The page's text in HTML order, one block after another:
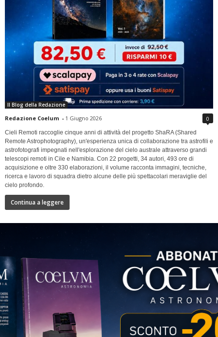
Il Blog della Redazione
Redazione Coelum - 1 Giugno 2026 0
Cieli Remoti raccoglie cinque anni di attività del progetto ShaRA (Shared
Remote Astrophotography), un'esperienza unica di collaborazione tra astrofili e
astrofotografi impegnati nell'esplorazione del cielo australe attraverso grandi
telescopi remoti in Cile e Namibia. Con 22 progetti, 34 autori, 493 ore di
acquisizione e oltre 330 elaborazioni, il volume racconta immagini, tecniche,
ricerca e lavoro di squadra dietro alcune delle più spettacolari meraviglie del
cielo profondo.
Continua a leggere